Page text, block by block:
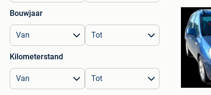
Bouwjaar
Kilometerstand
Ppp